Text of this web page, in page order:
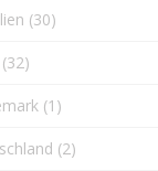
(30)
(32)
(1)
(2)